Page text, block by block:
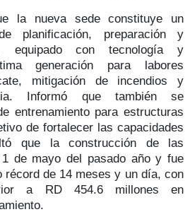
la nueva sede constituye un
planificación, preparación y
equipado con tecnología y
generación para labores
mitigación de incendios y
. Informó que también se
entrenamiento para estructuras
de fortalecer las capacidades
que la construcción de las
de mayo del pasado año y fue
récord de 14 meses y un día, con
a RD 454.6 millones en